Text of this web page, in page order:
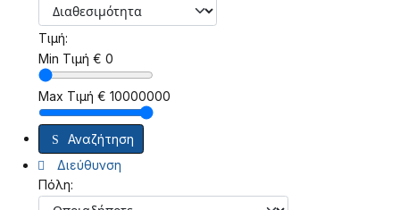
Τιμή:
Min Τιμή € 0
Max Τιμή € 10000000
Αναζήτηση
Διεύθυνση
Πόλη: